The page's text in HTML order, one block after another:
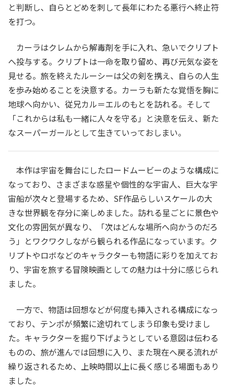
と判断し、自らとどめを刺して長年にわたる悪行へ終止符
を打つ。
カーラはクレムから解毒剤を手に入れ、急いでクリプト
へ投与する。クリプトは一命を取り留め、再び元気な姿を
見せる。旅を終えたルーシーは父の剣を携え、自らの人生
を歩み始めることを決意する。カーラも新たな覚悟を胸に
地球へ向かい、従兄カル＝エルのもとを訪れる。そして
「これからは私も一緒に人々を守る」と決意を伝え、新た
なスーパーガールとして生きていっておしまい。
本作は宇宙を舞台にしたロードムービーのような構成に
なっており、さまざまな惑星や個性的な宇宙人、巨大な宇
宙船が次々と登場するため、SF作品らしいスケールの大
きな世界観を存分に楽しめました。訪れる星ごとに景色や
文化の雰囲気が異なり、「次はどんな場所へ向かうのだろ
う」とワクワクしながら観られる作品になっています。ク
リプトやロボなどのキャラクターも物語に彩りを加えてお
り、宇宙を旅する冒険映画としての魅力は十分に感じられ
ました。
一方で、物語は回想などが何度も挿入される構成になっ
ており、テンポが頻繁に途切れてしまう印象も受けまし
た。キャラクターを掘り下げようとしている意図は伝わる
ものの、旅が進んでは回想に入り、また現在へ戻る流れが
繰り返されるため、上映時間以上に長く感じる場面もあり
ました。